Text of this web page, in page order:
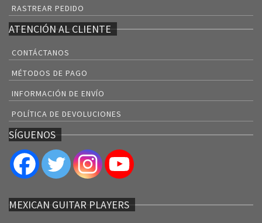
RASTREAR PEDIDO
ATENCIÓN AL CLIENTE
CONTÁCTANOS
MÉTODOS DE PAGO
INFORMACIÓN DE ENVÍO
POLÍTICA DE DEVOLUCIONES
SÍGUENOS
MEXICAN GUITAR PLAYERS